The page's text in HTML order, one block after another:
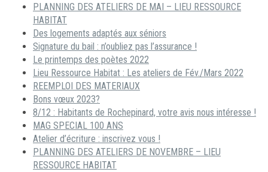
PLANNING DES ATELIERS DE MAI – LIEU RESSOURCE
HABITAT
Des logements adaptés aux séniors
Signature du bail : n’oubliez pas l’assurance !
Le printemps des poètes 2022
Lieu Ressource Habitat : Les ateliers de Fév./Mars 2022
REEMPLOI DES MATERIAUX
Bons vœux 2023?
8/12 : Habitants de Rochepinard, votre avis nous intéresse !
MAG SPECIAL 100 ANS
Atelier d’écriture : inscrivez vous !
PLANNING DES ATELIERS DE NOVEMBRE – LIEU
RESSOURCE HABITAT